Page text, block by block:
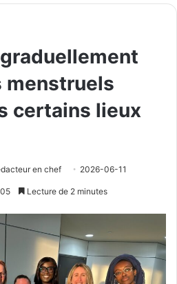
menstruels
certains lieux
en chef 2026-06-11
Lecture de 2 minutes